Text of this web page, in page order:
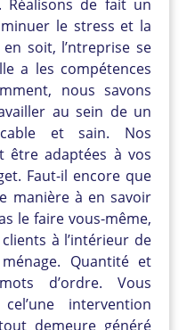
Réalisons de fait un
le stress et la
en soit, l’ntreprise se
a les compétences
nous savons
au sein de un
et sain. Nos
être adaptées à vos
Faut-il encore que
manière à en savoir
le faire vous-même,
à l’intérieur de
Quantité et
d’ordre. Vous
intervention
demeure généré